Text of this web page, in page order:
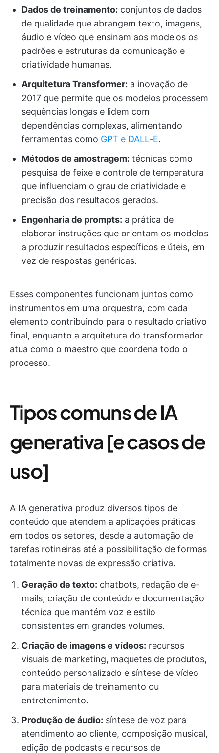
Dados de treinamento: conjuntos de dados
de qualidade que abrangem texto, imagens,
áudio e vídeo que ensinam aos modelos os
padrões e estruturas da comunicação e
criatividade humanas.
Arquitetura Transformer: a inovação de
2017 que permite que os modelos processem
sequências longas e lidem com
dependências complexas, alimentando
ferramentas como GPT e DALL-E.
Métodos de amostragem: técnicas como
pesquisa de feixe e controle de temperatura
que influenciam o grau de criatividade e
precisão dos resultados gerados.
Engenharia de prompts: a prática de
elaborar instruções que orientam os modelos
a produzir resultados específicos e úteis, em
vez de respostas genéricas.
Esses componentes funcionam juntos como
instrumentos em uma orquestra, com cada
elemento contribuindo para o resultado criativo
final, enquanto a arquitetura do transformador
atua como o maestro que coordena todo o
processo.
Tipos comuns de IA
generativa [e casos de
uso]
A IA generativa produz diversos tipos de
conteúdo que atendem a aplicações práticas
em todos os setores, desde a automação de
tarefas rotineiras até a possibilitação de formas
totalmente novas de expressão criativa.
Geração de texto: chatbots, redação de e-
mails, criação de conteúdo e documentação
técnica que mantém voz e estilo
consistentes em grandes volumes.
Criação de imagens e vídeos: recursos
visuais de marketing, maquetes de produtos,
conteúdo personalizado e síntese de vídeo
para materiais de treinamento ou
entretenimento.
Produção de áudio: síntese de voz para
atendimento ao cliente, composição musical,
edição de podcasts e recursos de